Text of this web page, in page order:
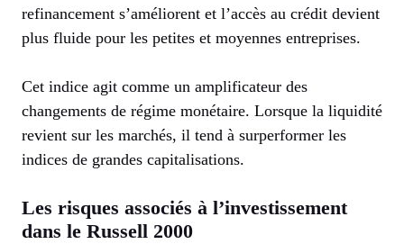
refinancement s’améliorent et l’accès au crédit devient
plus fluide pour les petites et moyennes entreprises.
Cet indice agit comme un amplificateur des
changements de régime monétaire. Lorsque la liquidité
revient sur les marchés, il tend à surperformer les
indices de grandes capitalisations.
Les risques associés à l’investissement
dans le Russell 2000